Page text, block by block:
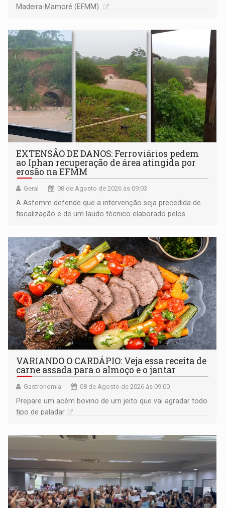
Madeira-Mamoré (EFMM)
EXTENSÃO DE DANOS: Ferroviários pedem
ao Iphan recuperação de área atingida por
erosão na EFMM
Geral 08 de Agosto de 2026 às 09:03
A Asfemm defende que a intervenção seja precedida de
fiscalização e de um laudo técnico elaborado pelos
VARIANDO O CARDÁPIO: Veja essa receita de
carne assada para o almoço e o jantar
Gastronomia 08 de Agosto de 2026 às 09:00
Prepare um acém bovino de um jeito que vai agradar todo
tipo de paladar